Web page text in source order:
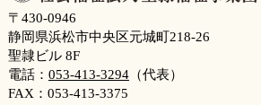
〒430-0946
静岡県浜松市中央区元城町218-26
聖隷ビル 8F
電話： 053-413-3294（代表）
FAX：053-413-3375